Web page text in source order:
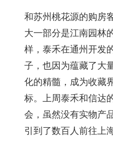
和苏州桃花源的购房
大一部分是江南园林
样，泰禾在通州开发
子，也因为蕴藏了大
化的精髓，成为收藏
标。上周泰禾和信达
会，虽然没有实物产
引到了数百人前往上